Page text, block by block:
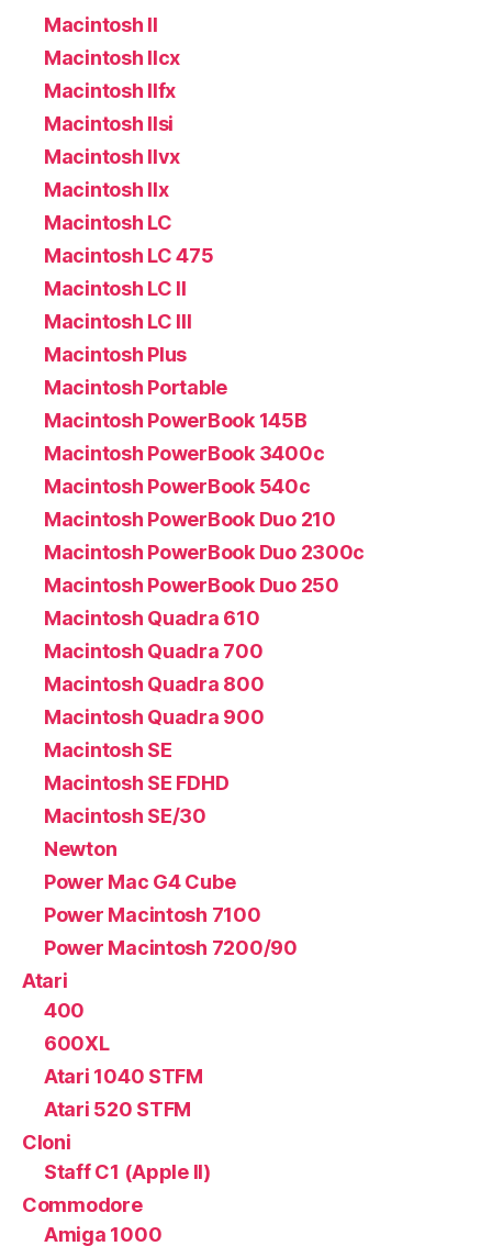
Macintosh II
Macintosh IIcx
Macintosh IIfx
Macintosh IIsi
Macintosh IIvx
Macintosh IIx
Macintosh LC
Macintosh LC 475
Macintosh LC II
Macintosh LC III
Macintosh Plus
Macintosh Portable
Macintosh PowerBook 145B
Macintosh PowerBook 3400c
Macintosh PowerBook 540c
Macintosh PowerBook Duo 210
Macintosh PowerBook Duo 2300c
Macintosh PowerBook Duo 250
Macintosh Quadra 610
Macintosh Quadra 700
Macintosh Quadra 800
Macintosh Quadra 900
Macintosh SE
Macintosh SE FDHD
Macintosh SE/30
Newton
Power Mac G4 Cube
Power Macintosh 7100
Power Macintosh 7200/90
Atari
400
600XL
Atari 1040 STFM
Atari 520 STFM
Cloni
Staff C1 (Apple II)
Commodore
Amiga 1000